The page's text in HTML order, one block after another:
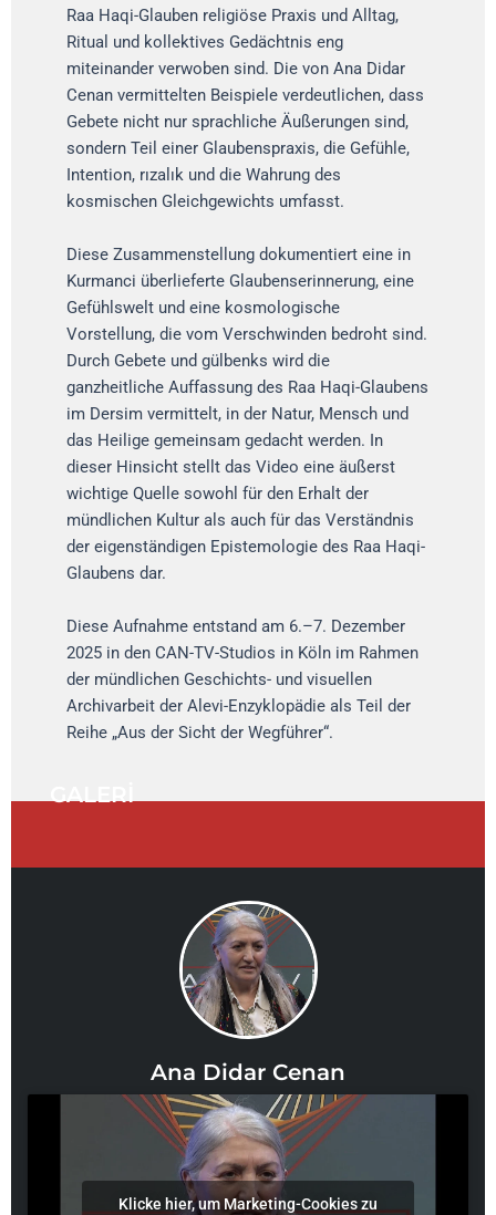
Raa Haqi-Glauben religiöse Praxis und Alltag,
Ritual und kollektives Gedächtnis eng
miteinander verwoben sind. Die von Ana Didar
Cenan vermittelten Beispiele verdeutlichen, dass
Gebete nicht nur sprachliche Äußerungen sind,
sondern Teil einer Glaubenspraxis, die Gefühle,
Intention, rızalık und die Wahrung des
kosmischen Gleichgewichts umfasst.
Diese Zusammenstellung dokumentiert eine in
Kurmanci überlieferte Glaubenserinnerung, eine
Gefühlswelt und eine kosmologische
Vorstellung, die vom Verschwinden bedroht sind.
Durch Gebete und gülbenks wird die
ganzheitliche Auffassung des Raa Haqi-Glaubens
im Dersim vermittelt, in der Natur, Mensch und
das Heilige gemeinsam gedacht werden. In
dieser Hinsicht stellt das Video eine äußerst
wichtige Quelle sowohl für den Erhalt der
mündlichen Kultur als auch für das Verständnis
der eigenständigen Epistemologie des Raa Haqi-
Glaubens dar.
Diese Aufnahme entstand am 6.–7. Dezember
2025 in den CAN-TV-Studios in Köln im Rahmen
der mündlichen Geschichts- und visuellen
Archivarbeit der Alevi-Enzyklopädie als Teil der
Reihe „Aus der Sicht der Wegführer“.
Ana Didar Cenan
Klicke hier, um Marketing-Cookies zu